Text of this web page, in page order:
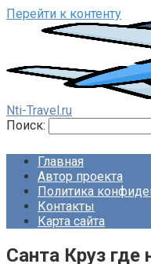
Перейти к контенту
Nti-Travel.ru
Поиск:
Главная
Автор проекта
Политика
Контакты
Карта сайта
Санта Круз где